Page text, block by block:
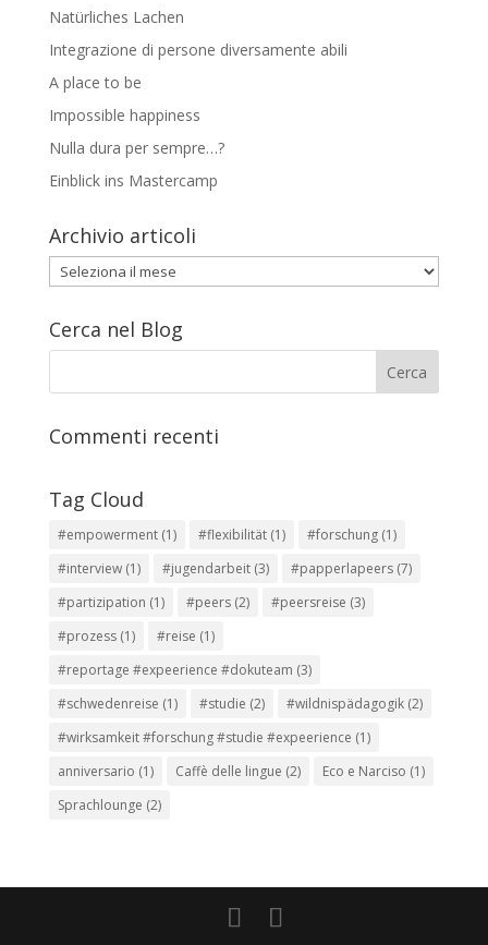
Natürliches Lachen
Integrazione di persone diversamente abili
A place to be
Impossible happiness
Nulla dura per sempre…?
Einblick ins Mastercamp
Archivio articoli
Archivio
articoli
Cerca nel Blog
Commenti recenti
Tag Cloud
#empowerment(1) #flexibilität(1) #forschung(1)
#interview(1) #jugendarbeit(3) #papperlapeers(7)
#partizipation (1) #peers(2) #peersreise (3)
#prozess(1) #reise (1)
#reportage #expeerience #dokuteam (3)
#schwedenreise (1) #studie (2) #wildnispädagogik(2)
#wirksamkeit #forschung #studie #expeerience (1)
anniversario (1) Caffè delle lingue (2) Eco e Narciso (1)
Sprachlounge (2)